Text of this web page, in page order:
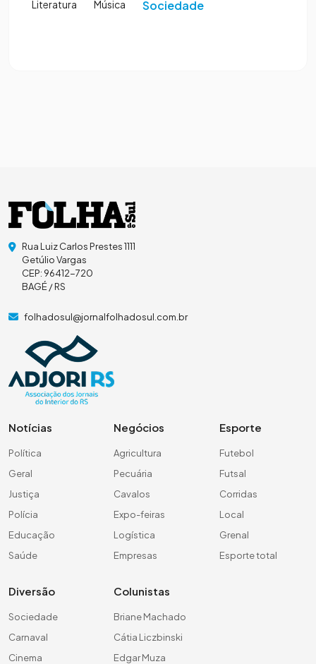
Literatura Música Sociedade
Rua Luiz Carlos Prestes 1111
Getúlio Vargas
CEP: 96412-720
BAGÉ / RS
folhadosul@jornalfolhadosul.com.br
Notícias
Política
Geral
Justiça
Polícia
Educação
Saúde
Negócios
Agricultura
Pecuária
Cavalos
Expo-feiras
Logística
Empresas
Esporte
Futebol
Futsal
Corridas
Local
Grenal
Esporte total
Diversão
Sociedade
Carnaval
Cinema
Colunistas
Briane Machado
Cátia Liczbinski
Edgar Muza